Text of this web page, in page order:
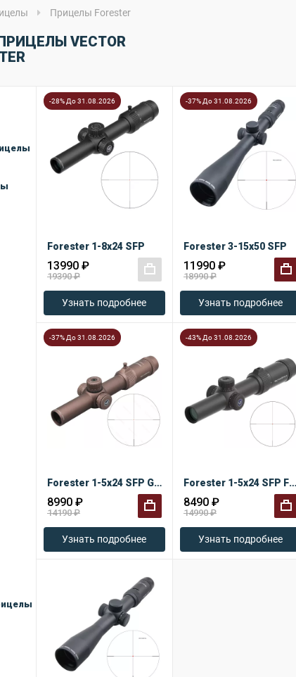
Прицелы Forester
VECTOR
-28% До 31.08.2026
Forester 1-8x24 SFP
13990 ₽
19390 ₽
Узнать подробнее
-37% До 31.08.2026
Forester 3-15x50 SFP
11990 ₽
18990 ₽
Узнать подробнее
-37% До 31.08.2026
Forester 1-5x24 SFP Gen II FDE
8990 ₽
14190 ₽
Узнать подробнее
-43% До 31.08.2026
Forester 1-5x24 SFP Fiber LPVO
8490 ₽
14990 ₽
Узнать подробнее